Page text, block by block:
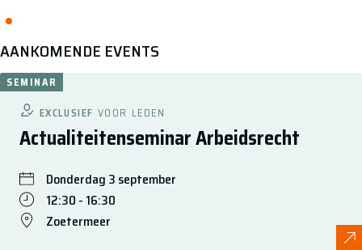
AANKOMENDE EVENTS
Actualiteitenseminar Arbeidsrecht
Donderdag 3 september
12:30 - 16:30
Zoetermeer
EXCLUSIEF VOOR LEDEN
SEMINAR